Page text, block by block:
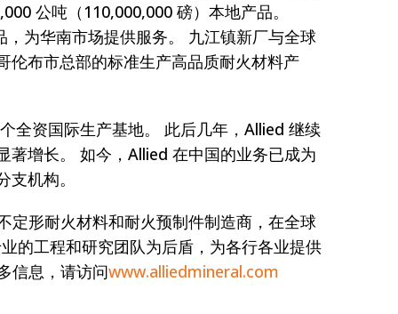
公吨（110,000,000 磅）本地产品。
为华南市场提供服务。 九江镇新厂与全球
伦布市总部的标准生产高品质耐火材料产
全资国际生产基地。 此后几年，Allied 继续
著增长。 如今，Allied 在中国的业务已成为
机构。
形耐火材料和耐火预制件制造商，在全球
的工程和研究团队为后盾，为各行各业提供
信息，请访问www.alliedmineral.com